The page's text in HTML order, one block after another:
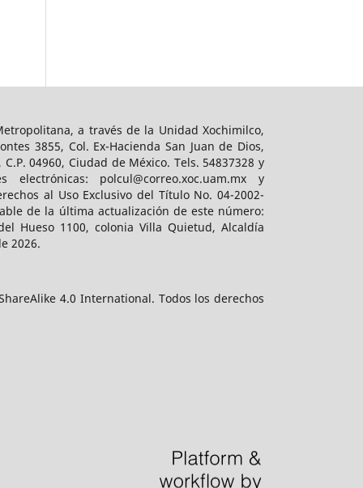
a través de la Unidad Xochimilco,
3855, Col. Ex-Hacienda San Juan de Dios,
04960, Ciudad de México. Tels. 54837328 y
polcul@correo.xoc.uam.mx y
al Uso Exclusivo del Título No. 04-2002-
de la última actualización de este número:
Hueso 1100, colonia Villa Quietud, Alcaldía
2026.
4.0 International. Todos los derechos